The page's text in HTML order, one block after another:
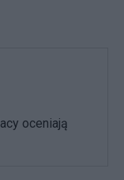
oceniają